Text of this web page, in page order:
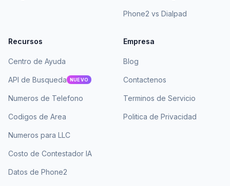
Phone2 vs Dialpad
Recursos
Centro de Ayuda
API de Busqueda NUEVO
Numeros de Telefono
Codigos de Area
Numeros para LLC
Costo de Contestador IA
Datos de Phone2
Empresa
Blog
Contactenos
Terminos de Servicio
Politica de Privacidad